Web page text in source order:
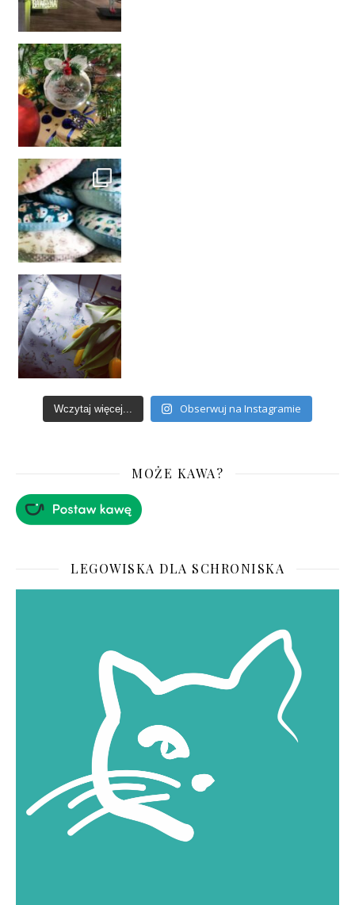
Wczytaj więcej... Obserwuj na Instagramie
MOŻE KAWA?
LEGOWISKA DLA SCHRONISKA